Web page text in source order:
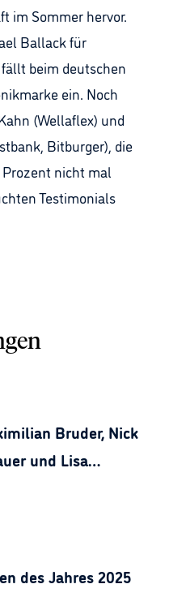
im Sommer hervor.
Ballack für
beim deutschen
ein. Noch
(Wellaflex) und
Bitburger), die
nicht mal
Testimonials
Bruder, Nick
und Lisa
des Jahres 2025